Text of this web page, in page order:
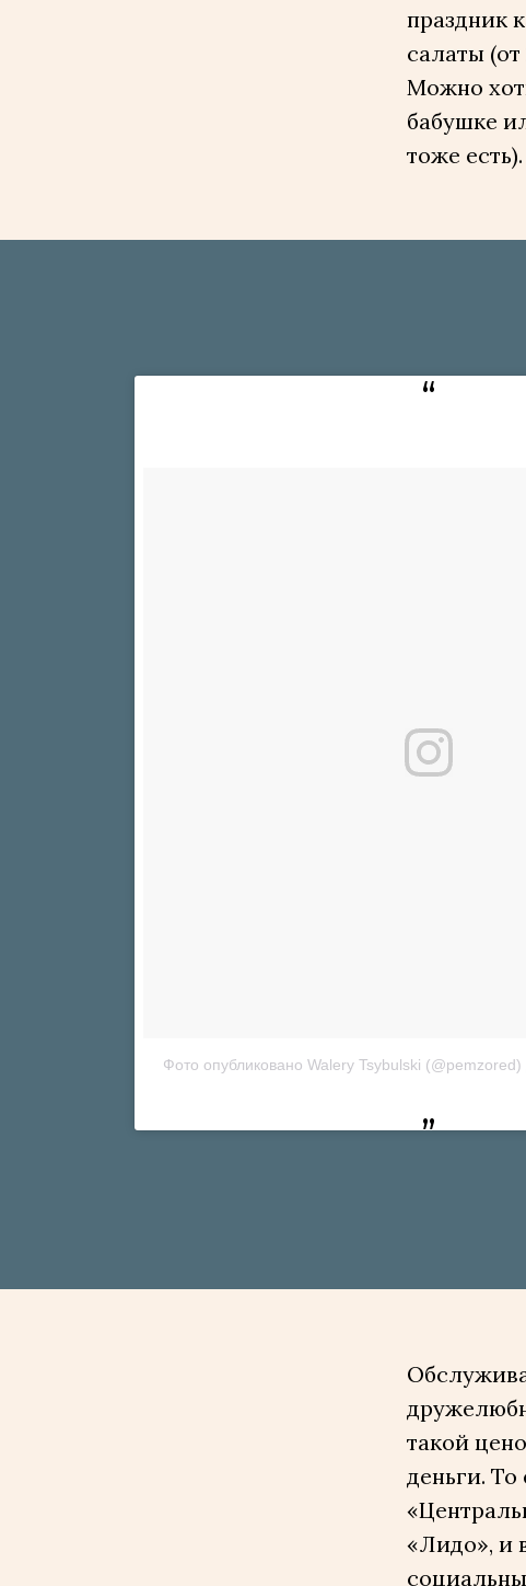
праздник
салаты
Можно
бабушке
тоже есть).
Фото опубликовано Walery Tsybulski (@pemzored)
такой
деньги.
«Лидо», и